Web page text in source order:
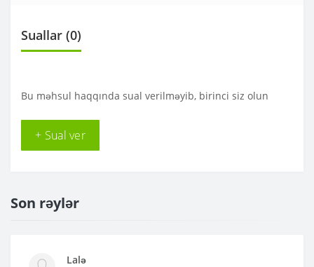
Suallar (0)
Bu məhsul haqqında sual verilməyib, birinci siz olun
+ Sual ver
Son rəylər
Lalə